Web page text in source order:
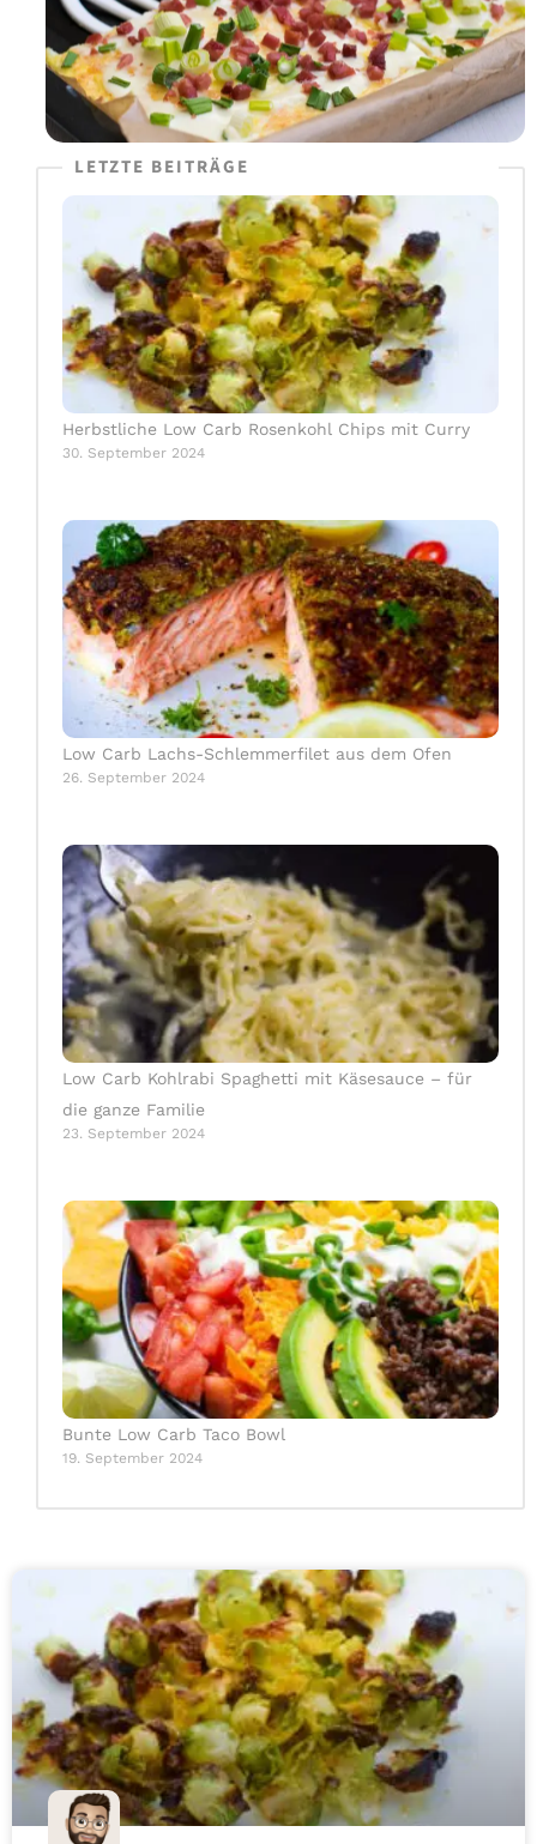
LETZTE BEITRÄGE
Herbstliche Low Carb Rosenkohl Chips mit Curry
30. September 2024
Low Carb Lachs-Schlemmerfilet aus dem Ofen
26. September 2024
Low Carb Kohlrabi Spaghetti mit Käsesauce – für
die ganze Familie
23. September 2024
Bunte Low Carb Taco Bowl
19. September 2024